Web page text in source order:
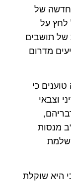
חדשה של
לחץ על
של תושבים
מדרום
כי
וצבאי
מנסות
היא שוקלת